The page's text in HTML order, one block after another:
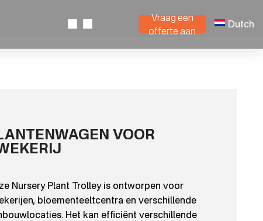
Vraag een
offerte aan
Dutch
VOOR
Nursery Plant Trolley is ontworpen voor
bloementeeltcentra en verschillende
Het kan efficiënt verschillende